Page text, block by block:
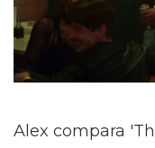
Alex compara